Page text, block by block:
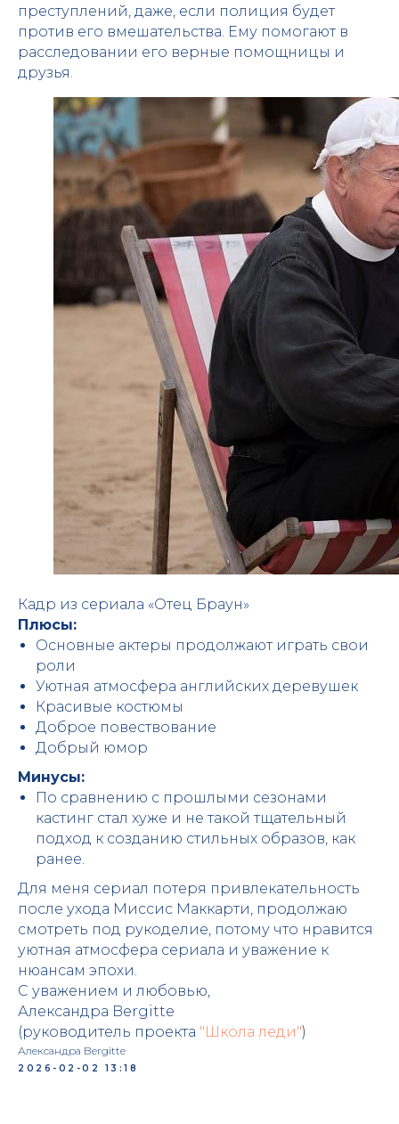
преступлений, даже, если полиция будет
против его вмешательства. Ему помогают в
расследовании его верные помощницы и
друзья.
Кадр из сериала «Отец Браун»
Плюсы:
Основные актеры продолжают играть свои
роли
Уютная атмосфера английских деревушек
Красивые костюмы
Доброе повествование
Добрый юмор
Минусы:
По сравнению с прошлыми сезонами
кастинг стал хуже и не такой тщательный
подход к созданию стильных образов, как
ранее.
Для меня сериал потеря привлекательность
после ухода Миссис Маккарти, продолжаю
смотреть под рукоделие, потому что нравится
уютная атмосфера сериала и уважение к
нюансам эпохи.
С уважением и любовью,
Александра Bergitte
(руководитель проекта "Школа леди")
Александра Bergitte
2026-02-02 13:18